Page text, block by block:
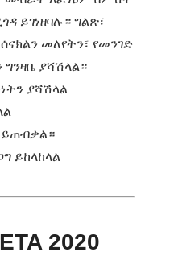
ይገነዘባሉ። ግልጽ፣
መለየትን፣ የመንገድ
ያሻሽላል።
ያሻሽላል
ይጠብቃል።
ይከላከላል
2020